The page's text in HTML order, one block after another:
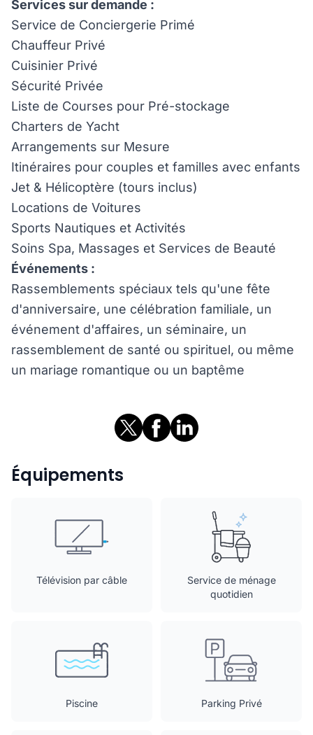
Services sur demande :
Service de Conciergerie Primé
Chauffeur Privé
Cuisinier Privé
Sécurité Privée
Liste de Courses pour Pré-stockage
Charters de Yacht
Arrangements sur Mesure
Itinéraires pour couples et familles avec enfants
Jet & Hélicoptère (tours inclus)
Locations de Voitures
Sports Nautiques et Activités
Soins Spa, Massages et Services de Beauté
Événements :
Rassemblements spéciaux tels qu'une fête
d'anniversaire, une célébration familiale, un
événement d'affaires, un séminaire, un
rassemblement de santé ou spirituel, ou même
un mariage romantique ou un baptême
Équipements
Télévision par câble
Service de ménage
quotidien
Piscine Parking Privé